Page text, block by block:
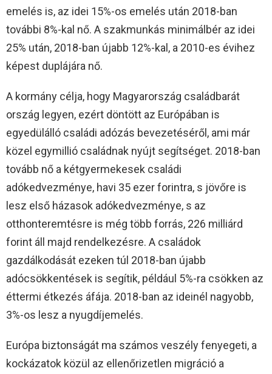
emelés is, az idei 15%-os emelés után 2018-ban
további 8%-kal nő. A szakmunkás minimálbér az idei
25% után, 2018-ban újabb 12%-kal, a 2010-es évihez
képest duplájára nő.
A kormány célja, hogy Magyarország családbarát
ország legyen, ezért döntött az Európában is
egyedülálló családi adózás bevezetéséről, ami már
közel egymillió családnak nyújt segítséget. 2018-ban
tovább nő a kétgyermekesek családi
adókedvezménye, havi 35 ezer forintra, s jövőre is
lesz első házasok adókedvezménye, s az
otthonteremtésre is még több forrás, 226 milliárd
forint áll majd rendelkezésre. A családok
gazdálkodását ezeken túl 2018-ban újabb
adócsökkentések is segítik, például 5%-ra csökken az
éttermi étkezés áfája. 2018-ban az ideinél nagyobb,
3%-os lesz a nyugdíjemelés.
Európa biztonságát ma számos veszély fenyegeti, a
kockázatok közül az ellenőrizetlen migráció a